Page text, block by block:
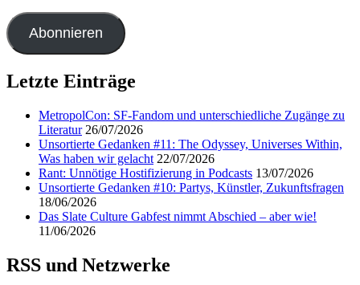
Abonnieren
Letzte Einträge
MetropolCon: SF-Fandom und unterschiedliche Zugänge zu
Literatur 26/07/2026
Unsortierte Gedanken #11: The Odyssey, Universes Within,
Was haben wir gelacht 22/07/2026
Rant: Unnötige Hostifizierung in Podcasts 13/07/2026
Unsortierte Gedanken #10: Partys, Künstler, Zukunftsfragen
18/06/2026
Das Slate Culture Gabfest nimmt Abschied – aber wie!
11/06/2026
RSS und Netzwerke